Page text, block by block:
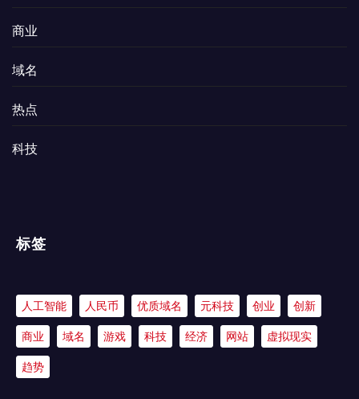
商业
域名
热点
科技
标签
人工智能 人民币 优质域名 元科技 创业 创新
商业 域名 游戏 科技 经济 网站 虚拟现实
趋势